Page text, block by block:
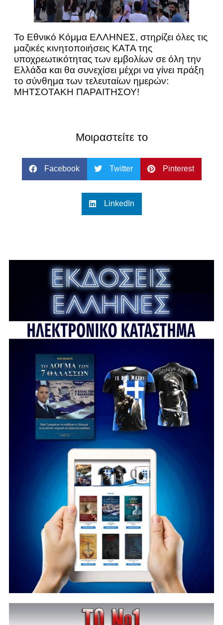
Το Εθνικό Κόμμα ΕΛΛΗΝΕΣ, στηρίζει όλες τις
μαζικές κινητοποιήσεις ΚΑΤΑ της
υποχρεωτικότητας των εμβολίων σε όλη την
Ελλάδα και θα συνεχίσει μέχρι να γίνει πράξη
το σύνθημα των τελευταίων ημερών:
ΜΗΤΣΟΤΑΚΗ ΠΑΡΑΙΤΗΣΟΥ!
Μοιραστείτε το
Facebook Twitter Pinterest
LinkedIn